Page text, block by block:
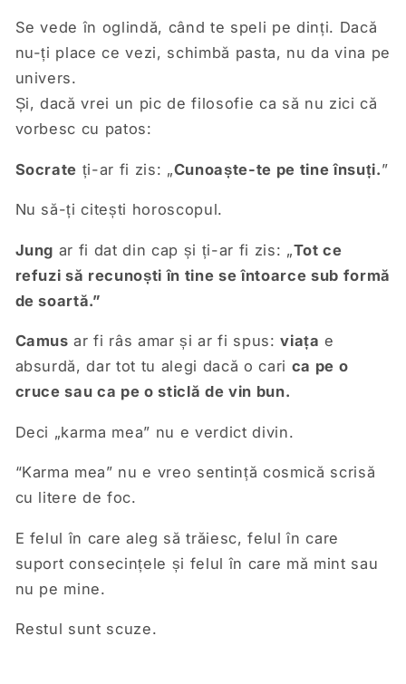
Se vede în oglindă, când te speli pe dinți. Dacă
nu-ți place ce vezi, schimbă pasta, nu da vina pe
univers.
Și, dacă vrei un pic de filosofie ca să nu zici că
vorbesc cu patos:
Socrate ți-ar fi zis: „Cunoaște-te pe tine însuți.”
Nu să-ți citești horoscopul.
Jung ar fi dat din cap și ți-ar fi zis: „Tot ce
refuzi să recunoști în tine se întoarce sub formă
de soartă.”
Camus ar fi râs amar și ar fi spus:viața e
absurdă, dar tot tu alegi dacă o cari ca pe o
cruce sau ca pe o sticlă de vin bun.
Deci „karma mea” nu e verdict divin.
“Karma mea” nu e vreo sentință cosmică scrisă
cu litere de foc.
E felul în care aleg să trăiesc, felul în care
suport consecințele și felul în care mă mint sau
nu pe mine.
Restul sunt scuze.